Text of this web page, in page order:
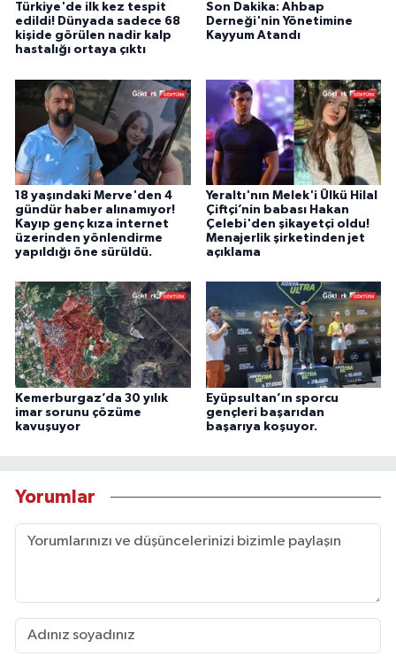
Türkiye'de ilk kez tespit
edildi! Dünyada sadece 68
kişide görülen nadir kalp
hastalığı ortaya çıktı
Son Dakika: Ahbap
Derneği'nin Yönetimine
Kayyum Atandı
18 yaşındaki Merve'den 4
gündür haber alınamıyor!
Kayıp genç kıza internet
üzerinden yönlendirme
yapıldığı öne sürüldü.
Yeraltı'nın Melek'i Ülkü Hilal
Çiftçi’nin babası Hakan
Çelebi'den şikayetçi oldu!
Menajerlik şirketinden jet
açıklama
Kemerburgaz’da 30 yılık
imar sorunu çözüme
kavuşuyor
Eyüpsultan’ın sporcu
gençleri başarıdan
başarıya koşuyor.
Yorumlar